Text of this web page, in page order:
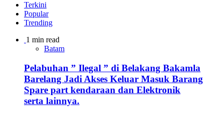
Terkini
Popular
Trending
1 min read
Batam
Pelabuhan ” Ilegal ” di Belakang Bakamla
Barelang Jadi Akses Keluar Masuk Barang
Spare part kendaraan dan Elektronik
serta lainnya.